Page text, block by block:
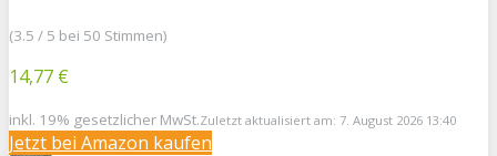
(3.5 / 5 bei 50 Stimmen)
14,77 €
inkl. 19% gesetzlicher MwSt.Zuletzt aktualisiert am: 7. August 2026 13:40
Jetzt bei Amazon kaufen